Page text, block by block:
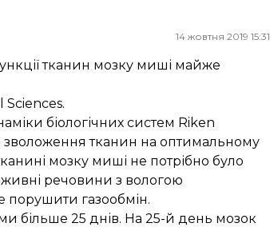
14 жовтня 2019 15:31
тканин мозку миші майже
Sciences.
біологічних систем Riken
зволоження тканин на оптимальному
мозку миші не потрібно було
речовини з вологою
газообмін.
більше 25 днів. На 25-й день мозок